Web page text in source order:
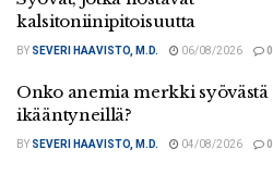
kalsitoniinipitoisuutta
BY SEVERI HAAVISTO, M.D. 06/08/2026 0
Onko anemia merkki syövästä
ikääntyneillä?
BY SEVERI HAAVISTO, M.D. 04/08/2026 0